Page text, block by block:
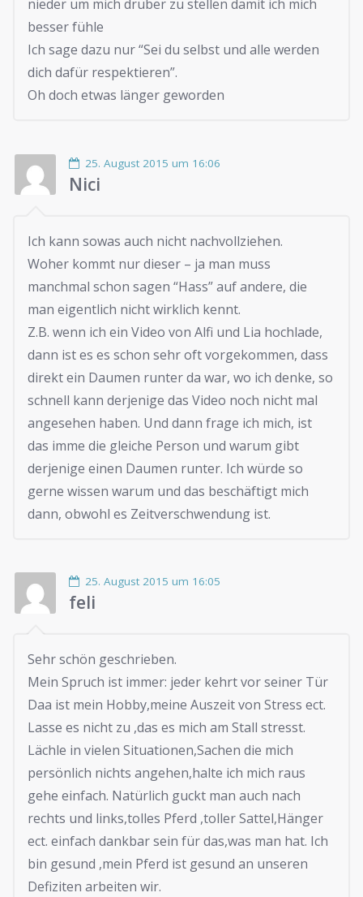
nieder um mich drüber zu stellen damit ich mich
besser fühle
Ich sage dazu nur “Sei du selbst und alle werden
dich dafür respektieren”.
Oh doch etwas länger geworden
25. August 2015 um 16:06
Nici
Ich kann sowas auch nicht nachvollziehen.
Woher kommt nur dieser – ja man muss
manchmal schon sagen “Hass” auf andere, die
man eigentlich nicht wirklich kennt.
Z.B. wenn ich ein Video von Alfi und Lia hochlade,
dann ist es es schon sehr oft vorgekommen, dass
direkt ein Daumen runter da war, wo ich denke, so
schnell kann derjenige das Video noch nicht mal
angesehen haben. Und dann frage ich mich, ist
das imme die gleiche Person und warum gibt
derjenige einen Daumen runter. Ich würde so
gerne wissen warum und das beschäftigt mich
dann, obwohl es Zeitverschwendung ist.
25. August 2015 um 16:05
feli
Sehr schön geschrieben.
Mein Spruch ist immer: jeder kehrt vor seiner Tür
Daa ist mein Hobby,meine Auszeit von Stress ect.
Lasse es nicht zu ,das es mich am Stall stresst.
Lächle in vielen Situationen,Sachen die mich
persönlich nichts angehen,halte ich mich raus
gehe einfach. Natürlich guckt man auch nach
rechts und links,tolles Pferd ,toller Sattel,Hänger
ect. einfach dankbar sein für das,was man hat. Ich
bin gesund ,mein Pferd ist gesund an unseren
Defiziten arbeiten wir.